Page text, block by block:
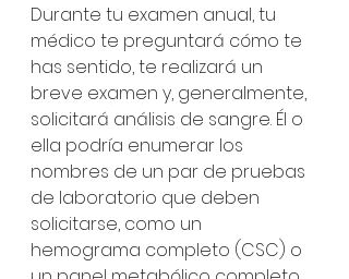
Durante tu examen anual, tu
médico te preguntará cómo te
has sentido, te realizará un
breve examen y, generalmente,
solicitará análisis de sangre. Él o
ella podría enumerar los
nombres de un par de pruebas
de laboratorio que deben
solicitarse, como un
hemograma completo (CSC) o